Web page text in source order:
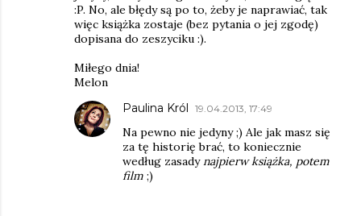
:P. No, ale błędy są po to, żeby je naprawiać, tak
więc książka zostaje (bez pytania o jej zgodę)
dopisana do zeszyciku :).
Miłego dnia!
Melon
Paulina Król 19.04.2013, 17:49
Na pewno nie jedyny ;) Ale jak masz się
za tę historię brać, to koniecznie
według zasadynajpierw książka, potem
film ;)